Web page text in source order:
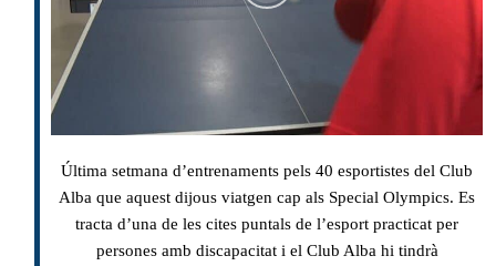
Última setmana d’entrenaments pels 40 esportistes del Club
Alba que aquest dijous viatgen cap als Special Olympics. Es
tracta d’una de les cites puntals de l’esport practicat per
persones amb discapacitat i el Club Alba hi tindrà